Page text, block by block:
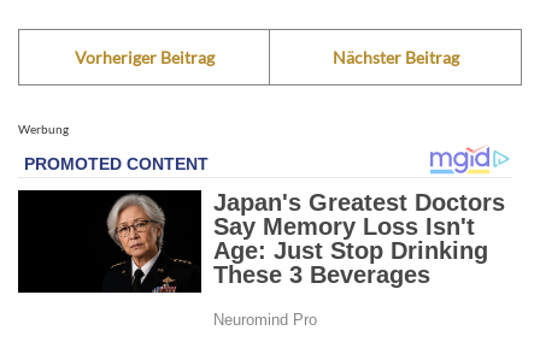
Vorheriger Beitrag Nächster Beitrag
Werbung